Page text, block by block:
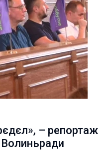
– репортаж
Волиньради